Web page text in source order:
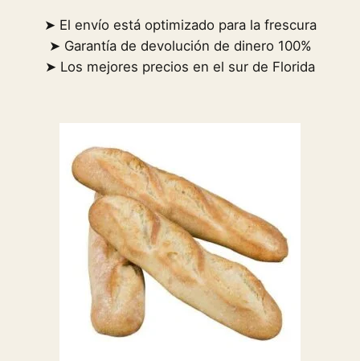
➤ El envío está optimizado para la frescura
➤ Garantía de devolución de dinero 100%
➤ Los mejores precios en el sur de Florida